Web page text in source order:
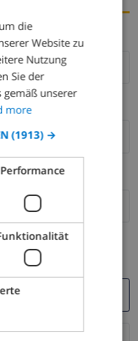
funktioniert.
DUTCH
SPANISH
GERMAN
DANISH
NORWEGIAN
die
Website zu
Nutzung
Sie der
gemäß unserer
more
(1913) →
Performance